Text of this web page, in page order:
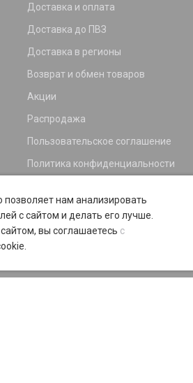
Доставка и оплата
Доставка до ПВЗ
Доставка в регионы
Возврат и обмен товаров
Акции
Распродажа
Пользовательское соглашение
Политика конфиденциальности
Программа лояльности
нам анализировать
с сайтом и делать его лучше.
вы соглашаетесь с